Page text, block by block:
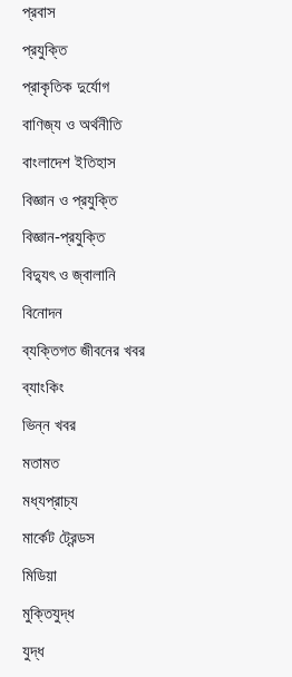
প্রবাস
প্রযুক্তি
প্রাকৃতিক দুর্যোগ
বাণিজ্য ও অর্থনীতি
বাংলাদেশ ইতিহাস
বিজ্ঞান ও প্রযুক্তি
বিজ্ঞান-প্রযুক্তি
বিদ্যুৎ ও জ্বালানি
বিনোদন
ব্যক্তিগত জীবনের খবর
ব্যাংকিং
ভিন্ন খবর
মতামত
মধ্যপ্রাচ্য
মার্কেট ট্রেন্ডস
মিডিয়া
মুক্তিযুদ্ধ
যুদ্ধ